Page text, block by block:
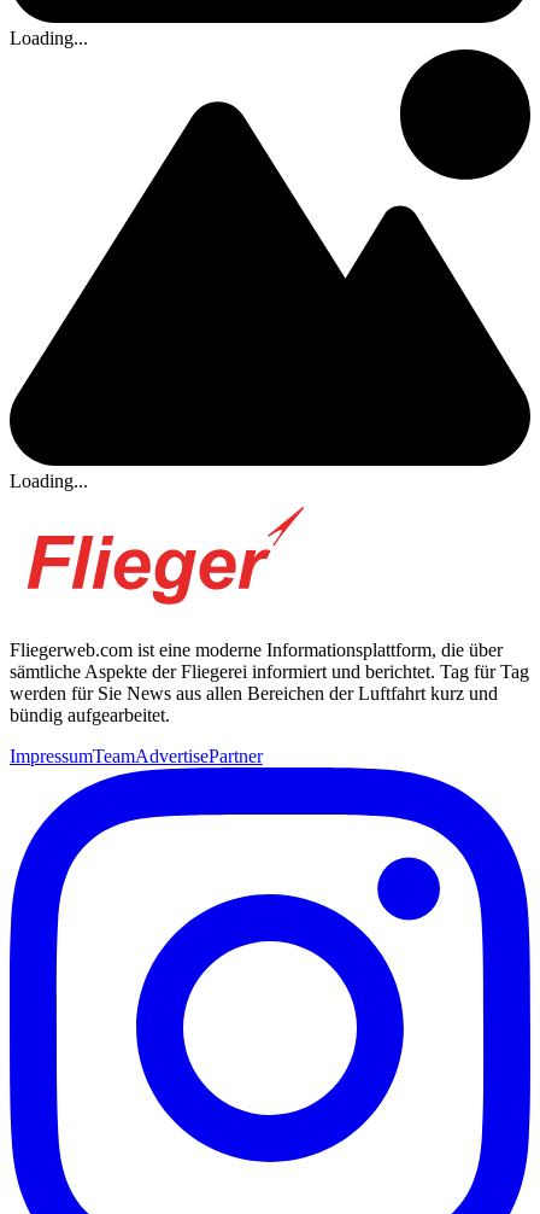
Loading...
Loading...
Fliegerweb.com ist eine moderne Informationsplattform, die über
sämtliche Aspekte der Fliegerei informiert und berichtet. Tag für Tag
werden für Sie News aus allen Bereichen der Luftfahrt kurz und
bündig aufgearbeitet.
ImpressumTeamAdvertisePartner